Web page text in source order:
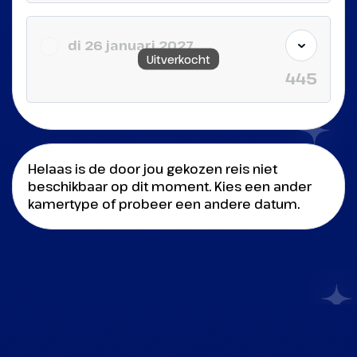
Uitverkocht
di 26 januari 2027
445
Helaas is de door jou gekozen reis niet
beschikbaar op dit moment. Kies een ander
kamertype of probeer een andere datum.